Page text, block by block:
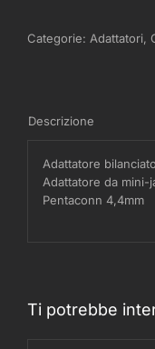
Categorie: Adattatori,
Descrizione
Adattatore
Adattatore da mini-
Pentaconn 4,4mm
Ti potrebbe